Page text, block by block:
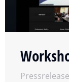
Pressrelease